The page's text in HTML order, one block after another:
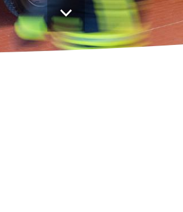
und BUFDI